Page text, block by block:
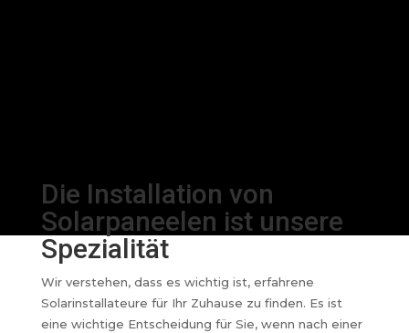
Die Installation von
Solarpaneelen ist unsere
Spezialität
Wir verstehen, dass es wichtig ist, erfahrene
Solarinstallateure für Ihr Zuhause zu finden. Es ist
eine wichtige Entscheidung für Sie, wenn nach einer